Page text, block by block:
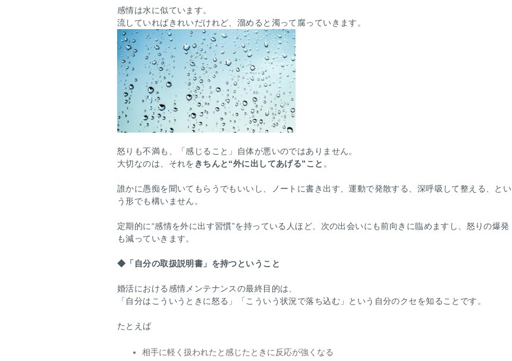
感情は水に似ています。
流していればきれいだけれど、溜めると濁って腐っていきます。
怒りも不満も、「感じること」自体が悪いのではありません。
大切なのは、それを きちんと“外に出してあげる”こと 。
誰かに愚痴を聞いてもらうでもいいし、ノートに書き出す、運動で発散する、深呼吸して整える、とい
う形でも構いません。
定期的に“感情を外に出す習慣”を持っている人ほど、次の出会いにも前向きに臨めますし、怒りの爆発
も減っていきます。
◆ 「自分の取扱説明書」を持つということ
婚活における感情メンテナンスの最終目的は、
「自分はこういうときに怒る」「こういう状況で落ち込む」という自分のクセを知ることです。
たとえば
相手に軽く扱われたと感じたときに反応が強くなる